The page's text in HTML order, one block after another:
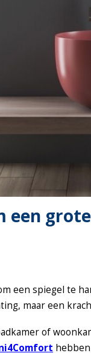
een
een spiegel te
maar een
of